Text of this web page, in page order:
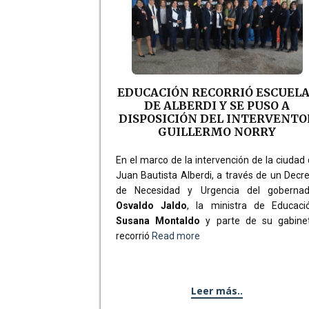
EDUCACIÓN RECORRIÓ
DE ALBERDI Y SE PUSO A
DISPOSICIÓN DEL
GUILLERMO NORRY
En el marco de la intervención de la ciudad
Juan Bautista Alberdi, a través de un
de Necesidad y Urgencia del
Osvaldo Jaldo, la ministra de
Susana Montaldo y parte de su
recorrió Read more
Leer más..